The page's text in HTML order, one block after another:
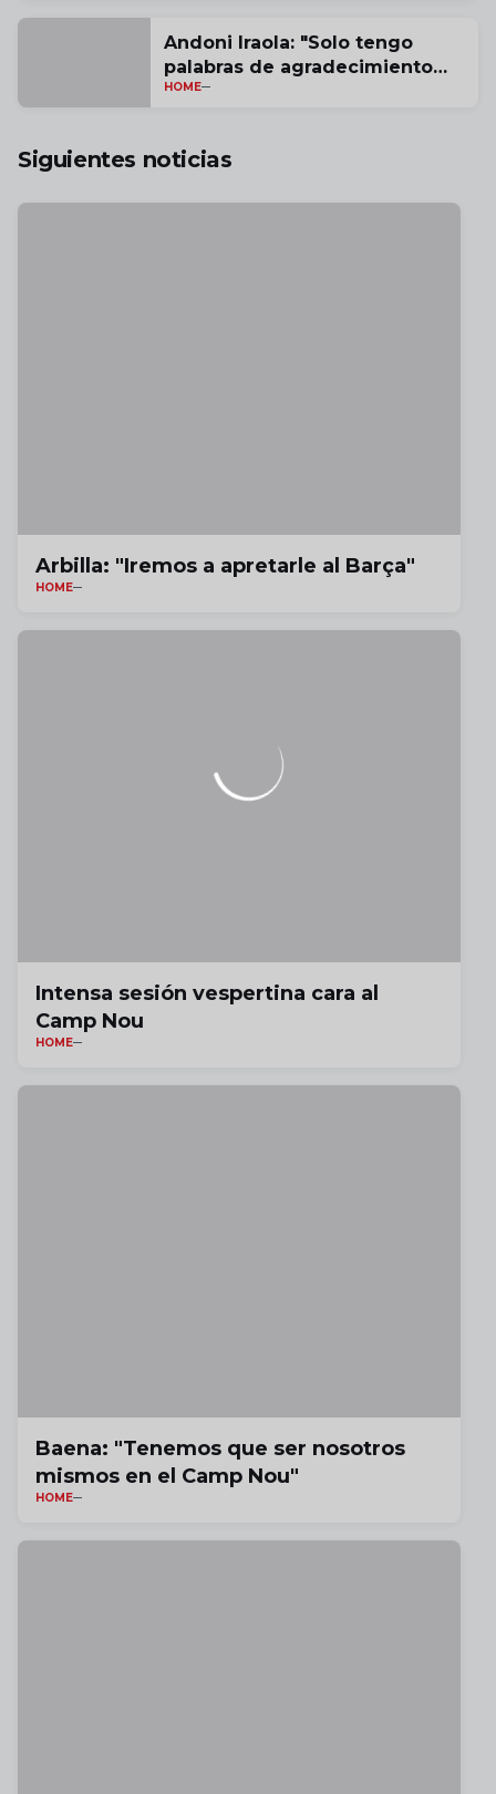
Andoni Iraola: "Solo tengo
palabras de agradecimiento
por estas tres temporadas" |
HOME
Siguientes noticias
Arbilla: "Iremos a apretarle al Barça"
HOME
Intensa sesión vespertina cara al
Camp Nou
HOME
Baena: "Tenemos que ser nosotros
mismos en el Camp Nou"
HOME